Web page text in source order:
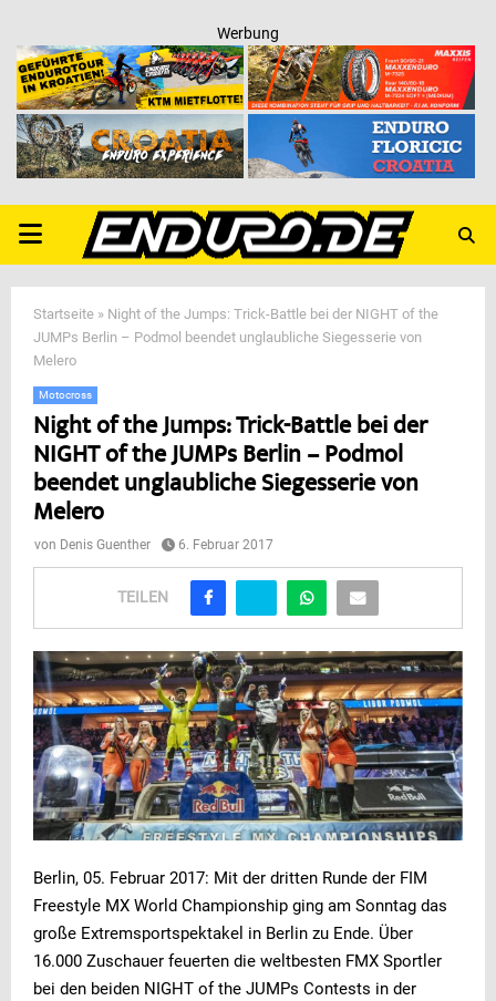
Werbung
PRIMARY
MENU
Startseite » Night of the Jumps: Trick-Battle bei der NIGHT of the
JUMPs Berlin – Podmol beendet unglaubliche Siegesserie von
Melero
Motocross
Night of the Jumps: Trick-Battle bei der
NIGHT of the JUMPs Berlin – Podmol
beendet unglaubliche Siegesserie von
Melero
von Denis Guenther 6. Februar 2017
TEILEN
Berlin, 05. Februar 2017: Mit der dritten Runde der FIM
Freestyle MX World Championship ging am Sonntag das
große Extremsportspektakel in Berlin zu Ende. Über
16.000 Zuschauer feuerten die weltbesten FMX Sportler
bei den beiden NIGHT of the JUMPs Contests in der